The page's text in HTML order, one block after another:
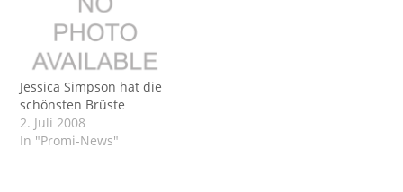
Jessica Simpson hat die
schönsten Brüste
2. Juli 2008
In "Promi-News"